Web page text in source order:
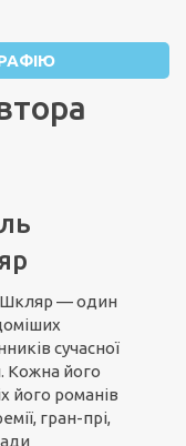
Шкляр — один
сучасної
Кожна його
його романів
гран-прі,